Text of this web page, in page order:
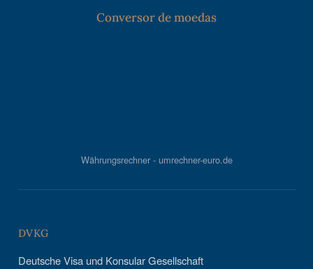
Conversor de moedas
Währungsrechner - umrechner-euro.de
DVKG
Deutsche Visa und Konsular Gesellschaft